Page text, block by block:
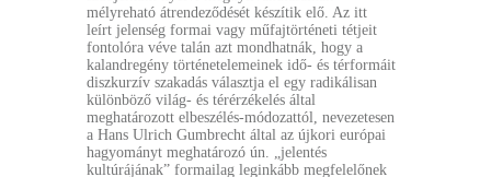
mélyreható átrendeződését készítik elő. Az itt
leírt jelenség formai vagy műfajtörténeti tétjeit
fontolóra véve talán azt mondhatnák, hogy a
kalandregény történetelemeinek idő- és térformáit
diszkurzív szakadás választja el egy radikálisan
különböző világ- és térérzékelés által
meghatározott elbeszélés-módozattól, nevezetesen
a Hans Ulrich Gumbrecht által az újkori európai
hagyományt meghatározó ún. „jelentés
kultúrájának” formailag leginkább megfelelőnek